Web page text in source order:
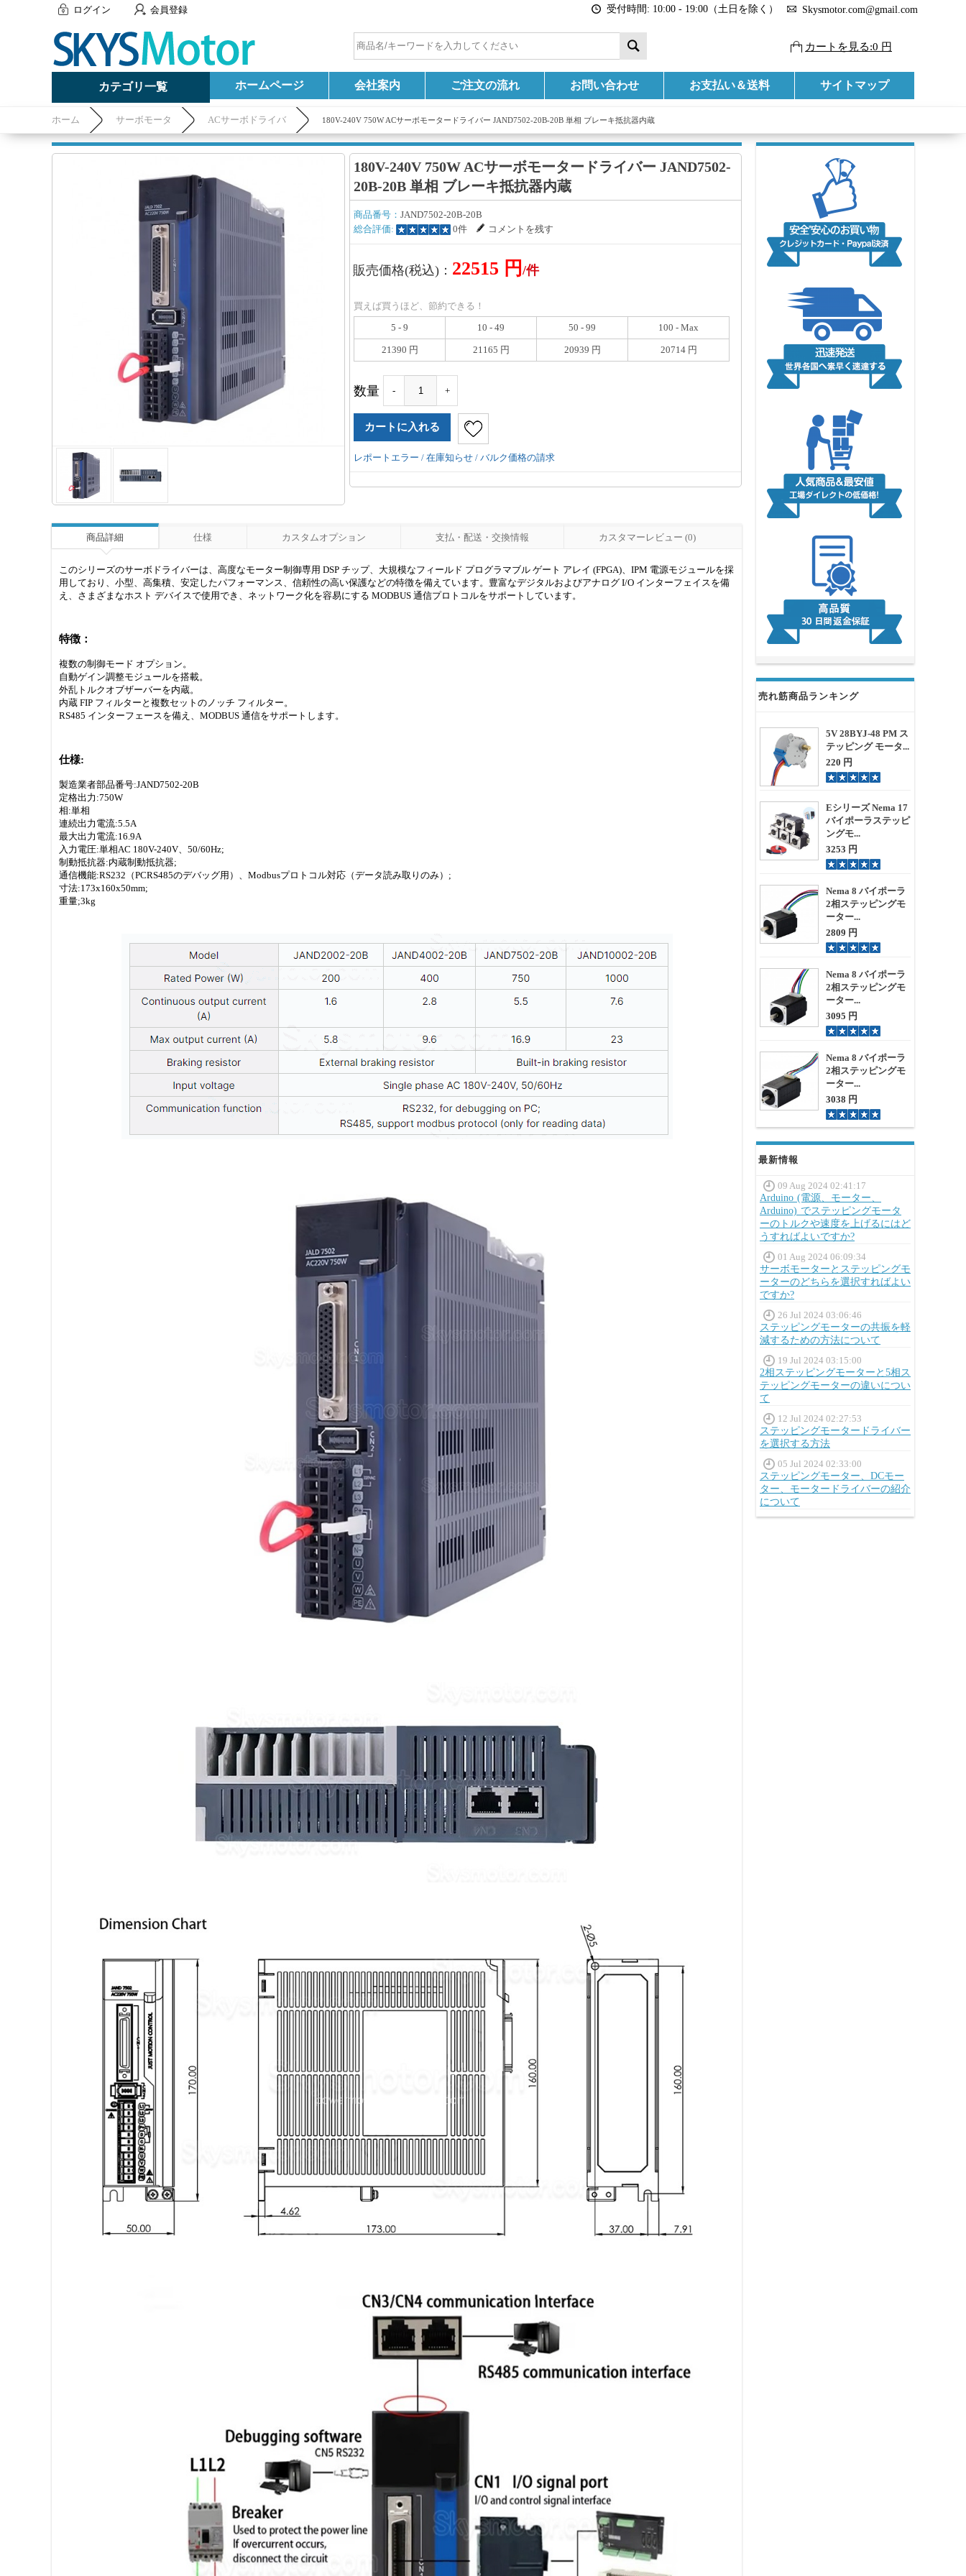
ログイン 会員登録 受付時間: 10:00 - 19:00（土日を除く） Skysmotor.com@gmail.com
カートを見る:0 円
カテゴリ一覧 ホームページ 会社案内 ご注文の流れ お問い合わせ お支払い＆送料 サイトマップ
ホーム サーボモータ ACサーボドライバ 180V-240V 750W ACサーボモータードライバー JAND7502-20B-20B 単相 ブレーキ抵抗器内蔵
売れ筋商品ランキング
5V 28BYJ-48 PM ス
テッピング モータ...
220 円
Eシリーズ Nema 17
バイポーラステッピ
ングモ...
3253 円
Nema 8 バイポーラ
2相ステッピングモ
ーター...
2809 円
Nema 8 バイポーラ
2相ステッピングモ
ーター...
3095 円
Nema 8 バイポーラ
2相ステッピングモ
ーター...
3038 円
最新情報
09 Aug 2024 02:41:17
Arduino (電源、モーター、
Arduino) でステッピングモータ
ーのトルクや速度を上げるにはど
うすればよいですか?
01 Aug 2024 06:09:34
サーボモーターとステッピングモ
ーターのどちらを選択すればよい
ですか?
26 Jul 2024 03:06:46
ステッピングモーターの共振を軽
減するための方法について
19 Jul 2024 03:15:00
2相ステッピングモーターと5相ス
テッピングモーターの違いについ
て
12 Jul 2024 02:27:53
ステッピングモータードライバー
を選択する方法
05 Jul 2024 02:33:00
ステッピングモーター、DCモー
ター、モータードライバーの紹介
について
180V-240V 750W ACサーボモータードライバー JAND7502-
20B-20B 単相 ブレーキ抵抗器内蔵
商品番号： JAND7502-20B-20B
総合評価:
0件 コメントを残す
販売価格(税込)： 22515 円 /件
買えば買うほど、節約できる！
5 - 9
10 - 49 50 - 99 100 - Max
21390 円 21165 円 20939 円 20714 円
数量 - +
レポートエラー / 在庫知らせ / バルク価格の請求
商品詳細 仕様 カスタムオプション 支払・配送・交換情報 カスタマーレビュー (0)
このシリーズのサーボドライバーは、高度なモーター制御専用 DSP チップ、大規模なフィールド プログラマブル ゲート アレイ (FPGA)、IPM 電源モジュールを採
用しており、小型、高集積、安定したパフォーマンス、信頼性の高い保護などの特徴を備えています。豊富なデジタルおよびアナログ I/O インターフェイスを備
え、さまざまなホスト デバイスで使用でき、ネットワーク化を容易にする MODBUS 通信プロトコルをサポートしています。
特徴：
複数の制御モード オプション。
自動ゲイン調整モジュールを搭載。
外乱トルクオブザーバーを内蔵。
内蔵 FIP フィルターと複数セットのノッチ フィルター。
RS485 インターフェースを備え、MODBUS 通信をサポートします。
仕様:
製造業者部品番号:JAND7502-20B
定格出力:750W
相:単相
連続出力電流:5.5A
最大出力電流:16.9A
入力電圧:単相AC 180V-240V、50/60Hz;
制動抵抗器:内蔵制動抵抗器;
通信機能:RS232（PCRS485のデバッグ用）、Modbusプロトコル対応（データ読み取りのみ）;
寸法:173x160x50mm;
重量;3kg